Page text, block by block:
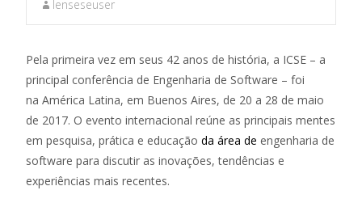
lenseseuser
Pela primeira vez em seus 42 anos de história, a ICSE – a
principal conferência de Engenharia de Software – foi
na América Latina, em Buenos Aires, de 20 a 28 de maio
de 2017. O evento internacional reúne as principais mentes
em pesquisa, prática e educação da área de engenharia de
software para discutir as inovações, tendências e
experiências mais recentes.